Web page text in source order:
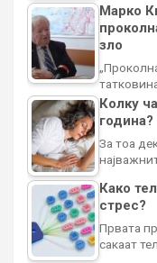
Марко
зло
Колку
година?
За тоа
Како
стрес?
Првата
сакаат